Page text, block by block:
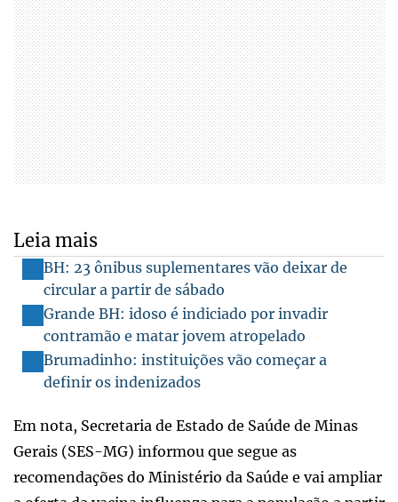
Leia mais
BH: 23 ônibus suplementares vão deixar de
circular a partir de sábado
Grande BH: idoso é indiciado por invadir
contramão e matar jovem atropelado
Brumadinho: instituições vão começar a
definir os indenizados
Em nota, Secretaria de Estado de Saúde de Minas
Gerais (SES-MG) informou que segue as
recomendações do Ministério da Saúde e vai ampliar